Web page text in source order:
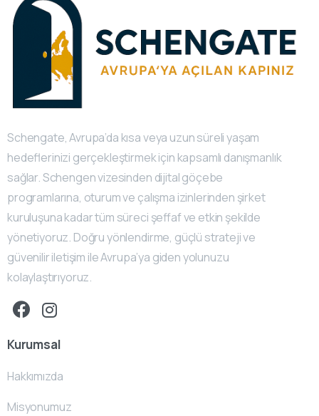
Schengate, Avrupa’da kısa veya uzun süreli yaşam
hedeflerinizi gerçekleştirmek için kapsamlı danışmanlık
sağlar. Schengen vizesinden dijital göçebe
programlarına, oturum ve çalışma izinlerinden şirket
kuruluşuna kadar tüm süreci şeffaf ve etkin şekilde
yönetiyoruz. Doğru yönlendirme, güçlü strateji ve
güvenilir iletişim ile Avrupa’ya giden yolunuzu
kolaylaştırıyoruz.
Kurumsal
Hakkımızda
Misyonumuz